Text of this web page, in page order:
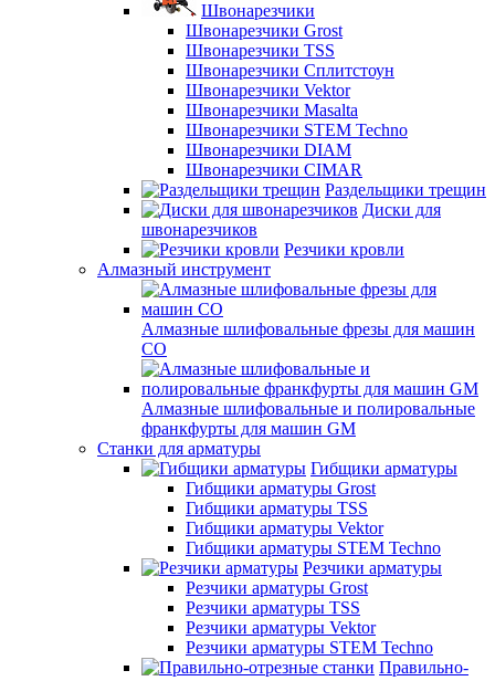
Швонарезчики
Швонарезчики Grost
Швонарезчики TSS
Швонарезчики Сплитстоун
Швонарезчики Vektor
Швонарезчики Masalta
Швонарезчики STEM Techno
Швонарезчики DIAM
Швонарезчики CIMAR
Раздельщики трещин
Диски для
швонарезчиков
Резчики кровли
Алмазный инструмент
Алмазные шлифовальные фрезы для машин
СО
Алмазные шлифовальные и полировальные
франкфурты для машин GM
Станки для арматуры
Гибщики арматуры
Гибщики арматуры Grost
Гибщики арматуры TSS
Гибщики арматуры Vektor
Гибщики арматуры STEM Techno
Резчики арматуры
Резчики арматуры Grost
Резчики арматуры TSS
Резчики арматуры Vektor
Резчики арматуры STEM Techno
Правильно-